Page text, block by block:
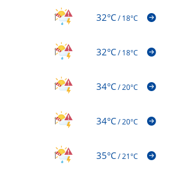
32°C/18°C
32°C/18°C
34°C/20°C
34°C/20°C
35°C/21°C